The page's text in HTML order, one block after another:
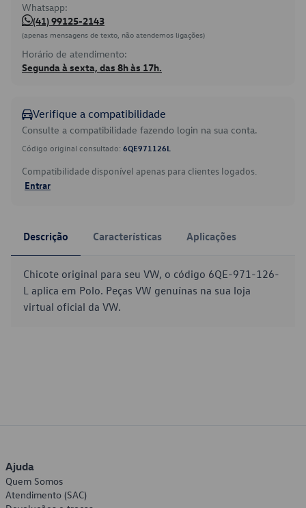
Whatsapp:
(41) 99125-2143
(apenas mensagens de texto, não atendemos ligações)
Horário de atendimento:
Segunda à sexta, das 8h às 17h.
Verifique a compatibilidade
Consulte a compatibilidade fazendo login na sua conta.
Código original consultado: 6QE971126L
Compatibilidade disponível apenas para clientes logados.
Entrar
Descrição Características Aplicações
Chicote original para seu VW, o código 6QE-971-126-
L aplica em Polo. Peças VW genuínas na sua loja
virtual oficial da VW.
Ajuda
Quem Somos
Atendimento (SAC)